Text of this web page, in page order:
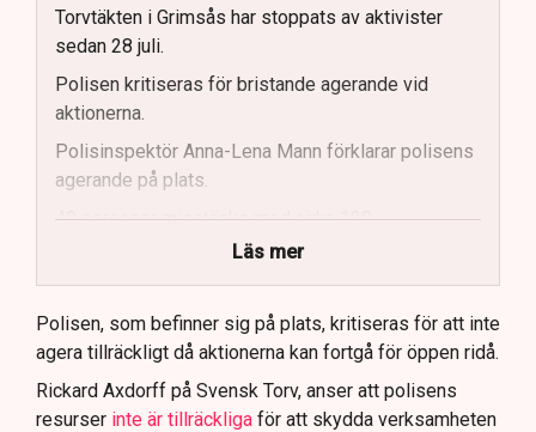
Torvtäkten i Grimsås har stoppats av aktivister
sedan 28 juli.
Polisen kritiseras för bristande agerande vid
aktionerna.
Polisinspektör Anna-Lena Mann förklarar polisens
agerande på plats.
40 personer misstänks med cirka 120
brottsmisstankar kopplade.
Polisen använder drönare och uniformerad polis
för att dokumentera bevis.
Samtidigt är polisarbetet komplext när det gäller
att navigera juridiska rättigheter och gränser.
Läs mer
Polisen, som befinner sig på plats, kritiseras för att inte
agera tillräckligt då aktionerna kan fortgå för öppen ridå.
Rickard Axdorff på Svensk Torv, anser att polisens
resurser inte är tillräckliga för att skydda verksamheten